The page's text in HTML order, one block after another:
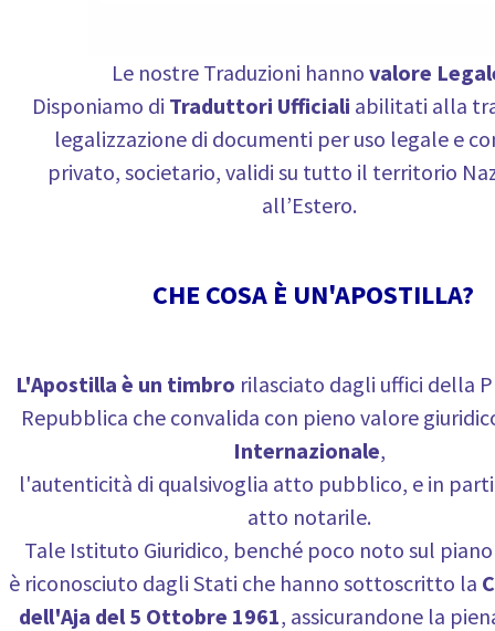
Le nostre Traduzioni hanno valore
Disponiamo di Traduttori Ufficiali abilitati alla
legalizzazione di documenti per uso legale e
privato, societario, validi su tutto il territorio
all’Estero.
CHE COSA È UN'APOSTILLA?
L'Apostilla è un timbro rilasciato dagli uffici della
Repubblica che convalida con pieno valore
Internazionale,
l'autenticità di qualsivoglia atto pubblico, e in
atto notarile.
Tale Istituto Giuridico, benché poco noto sul
è riconosciuto dagli Stati che hanno sottoscritto la
dell'Aja del 5 Ottobre 1961, assicurandone la